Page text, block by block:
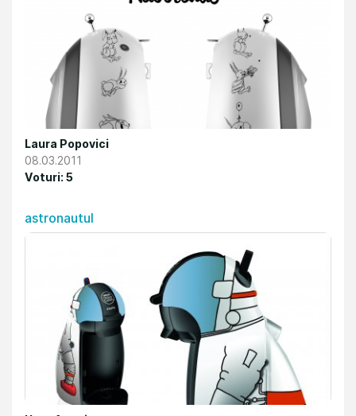
Laura Popovici
08.03.2011
Voturi: 5
astronautul